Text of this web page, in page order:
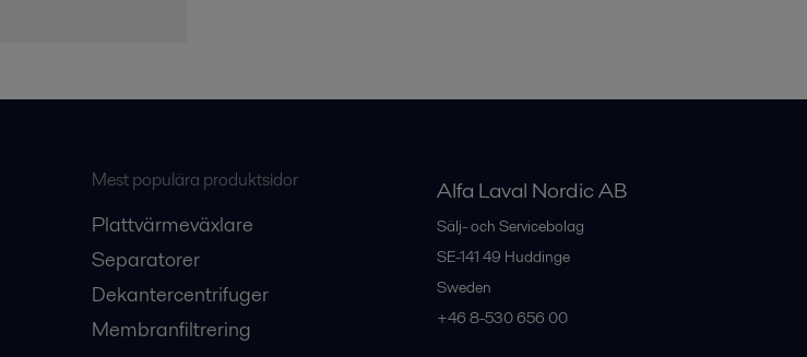
Mest populära produktsidor
Plattvärmeväxlare
Separatorer
Dekantercentrifuger
Membranfiltrering
Alfa Laval Nordic AB
Sälj- och Servicebolag
SE-141 49 Huddinge
Sweden
+46 8-530 656 00